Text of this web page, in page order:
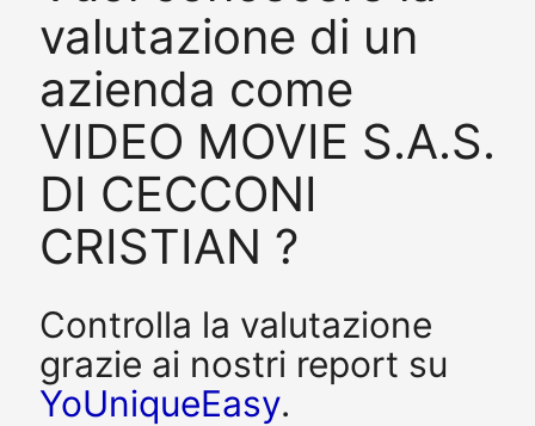
valutazione di un
azienda come
VIDEO MOVIE S.A.S.
DI CECCONI
CRISTIAN ?
Controlla la valutazione
grazie ai nostri report su
YoUniqueEasy.